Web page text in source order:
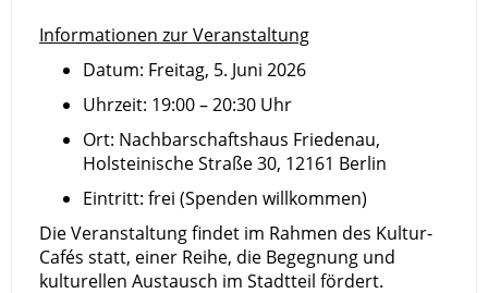
Informationen zur Veranstaltung
Datum: Freitag, 5. Juni 2026
Uhrzeit: 19:00 – 20:30 Uhr
Ort: Nachbarschaftshaus Friedenau,
Holsteinische Straße 30, 12161 Berlin
Eintritt: frei (Spenden willkommen)
Die Veranstaltung findet im Rahmen des Kultur-
Cafés statt, einer Reihe, die Begegnung und
kulturellen Austausch im Stadtteil fördert.